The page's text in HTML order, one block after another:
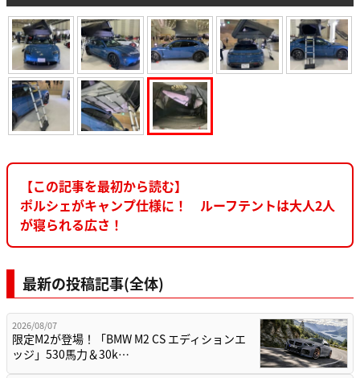
【この記事を最初から読む】
ポルシェがキャンプ仕様に！ ルーフテントは大人2人
が寝られる広さ！
最新の投稿記事(全体)
2026/08/07
限定M2が登場！「BMW M2 CS エディションエ
ッジ」530馬力＆30k…